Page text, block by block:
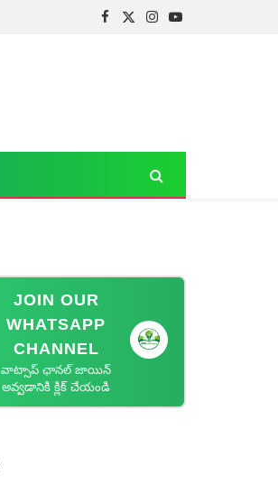
Facebook
X
Instagram
YouTube
JOIN OUR
WHATSAPP
CHANNEL
వాట్సాప్ ఛానల్ జాయిన్
అవ్వడానికి క్లిక్ చేయండి